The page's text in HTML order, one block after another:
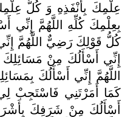
عِلْمِكَ بِأَنْفَذِهِ وَ كُلُّ
بِعِلْمِكَ كُلِّهِ اللَّهُمَّ إِنِّي
كُلُّ قَوْلِكَ رَضِيٌّ اللَّهُمَّ
إِنِّي
أَسْأَلُكَ مِنْ مَسَائِلِكَ
اللَّهُمَّ
إِنِّي أَسْأَلُكَ
كَمَا
أَمَرْتَنِي فَاسْتَجِبْ
أَسْأَلُكَ مِنْ شَرَفِكَ